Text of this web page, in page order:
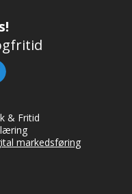
& Fritid
markedsføring